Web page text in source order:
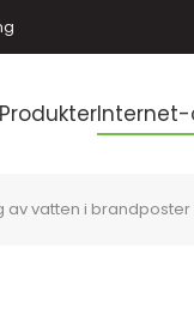
Produkter
av vatten i brandposter